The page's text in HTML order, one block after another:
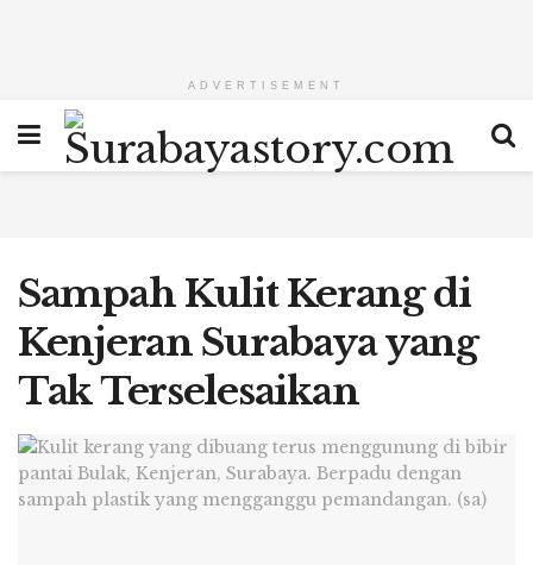
ADVERTISEMENT
Sampah Kulit Kerang di
Kenjeran Surabaya yang
Tak Terselesaikan